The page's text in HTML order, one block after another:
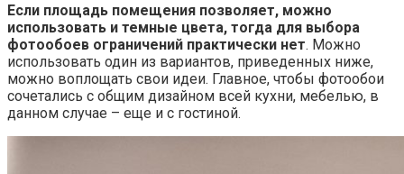
Если площадь помещения позволяет, можно
использовать и темные цвета, тогда для выбора
фотообоев ограничений практически нет. Можно
использовать один из вариантов, приведенных ниже,
можно воплощать свои идеи. Главное, чтобы фотообои
сочетались с общим дизайном всей кухни, мебелью, в
данном случае – еще и с гостиной.